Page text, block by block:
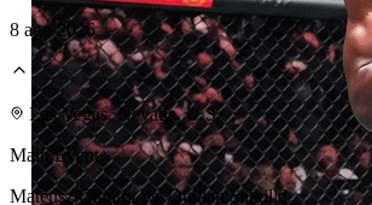
Laboratorio Técnico
8 ago 2026
Las Vegas, Nevada, U.S.
Main Event
Mateusz Gamrot vs. Quillan Salkilld